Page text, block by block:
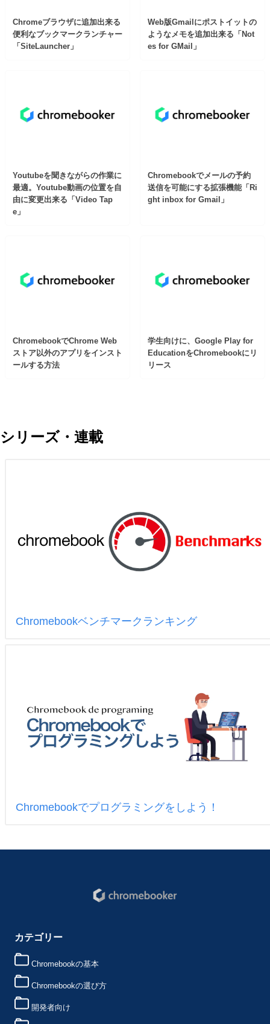
Chromeブラウザに追加出来る
便利なブックマークランチャー
「SiteLauncher」
Web版Gmailにポストイットの
ようなメモを追加出来る「Not
es for GMail」
Youtubeを聞きながらの作業に
最適。Youtube動画の位置を自
由に変更出来る「Video Tap
e」
Chromebookでメールの予約
送信を可能にする拡張機能「Ri
ght inbox for Gmail」
ChromebookでChrome Web
ストア以外のアプリをインスト
ールする方法
学生向けに、Google Play for
EducationをChromebookにリ
リース
シリーズ・連載
Chromebookベンチマークランキング
Chromebookでプログラミングをしよう！
カテゴリー
Chromebookの基本
Chromebookの選び方
開発者向け